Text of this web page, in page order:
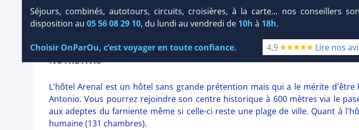
Infos plages :
Distance < 100 m
Équipement :
131 : 29 %
Distance depuis l'hôtel : 20 km
NOTRE AVIS
L'hôtel Arenal est un hôtel sans grande prétention mais qui a le mérite
Antonio. Vous pourrez rejoindre son centre historique à 600 mètres via le
aux adeptes du farniente même si celle-ci reste une plage de ville. Quant à
humaine (131 chambres).
Séjours, combinés, autotours, circuits, croisières, à la carte... nos conseillers
disposition au 05 56 08 29 10, du lundi au vendredi de 10h à 18h.
Choisir OnParOu, c’est voyager en toute confiance. 4,9 Lire nos